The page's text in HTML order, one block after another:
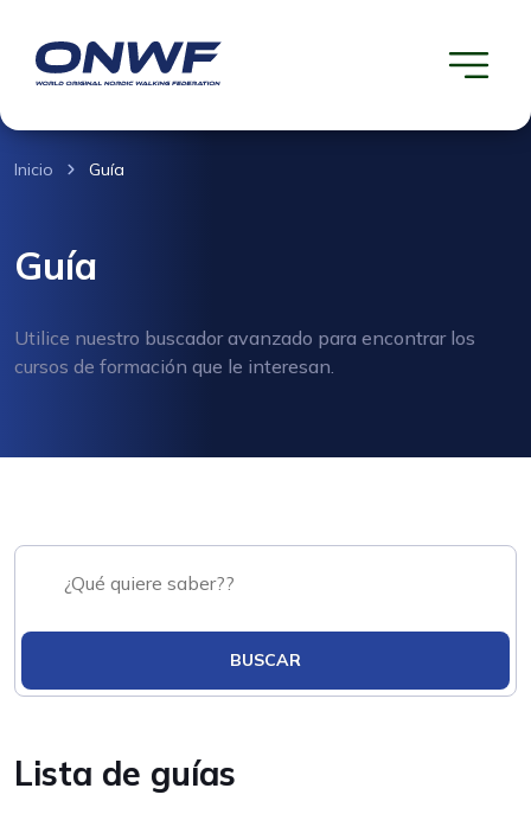
Inicio Guía
Guía
Utilice nuestro buscador avanzado para encontrar los
cursos de formación que le interesan.
BUSCAR
Lista de guías